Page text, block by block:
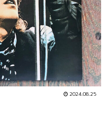
2024.08.25